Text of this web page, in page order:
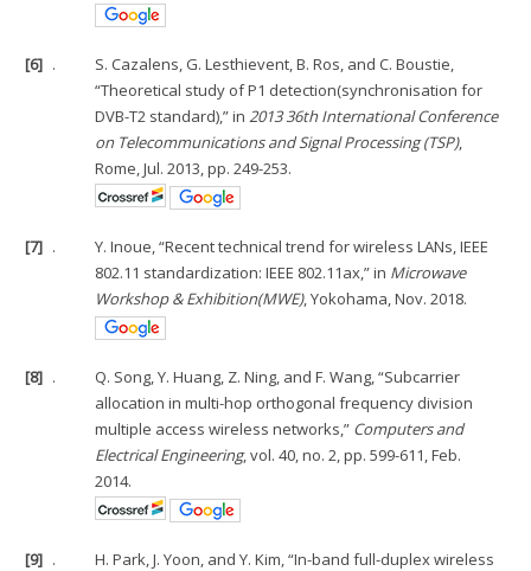
[6] .
S. Cazalens, G. Lesthievent, B. Ros, and C. Boustie,
“Theoretical study of P1 detection(synchronisation for
DVB-T2 standard),” in 2013 36th International Conference
on Telecommunications and Signal Processing (TSP),
Rome, Jul. 2013, pp. 249-253.
[7] .
Y. Inoue, “Recent technical trend for wireless LANs, IEEE
802.11 standardization: IEEE 802.11ax,” in Microwave
Workshop & Exhibition(MWE), Yokohama, Nov. 2018.
[8] .
Q. Song, Y. Huang, Z. Ning, and F. Wang, “Subcarrier
allocation in multi-hop orthogonal frequency division
multiple access wireless networks,” Computers and
Electrical Engineering, vol. 40, no. 2, pp. 599-611, Feb.
2014.
[9] .
H. Park, J. Yoon, and Y. Kim, “In-band full-duplex wireless